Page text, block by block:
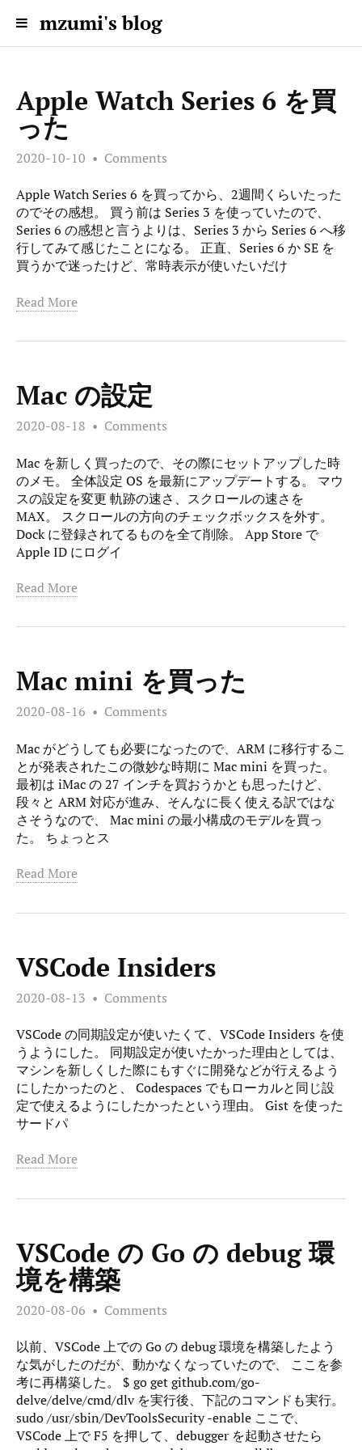
mzumi's blog
Apple Watch Series 6 を買
った
2020-10-10 Comments
Apple Watch Series 6 を買ってから、2週間くらいたった
のでその感想。 買う前は Series 3 を使っていたので、
Series 6 の感想と言うよりは、Series 3 から Series 6 へ移
行してみて感じたことになる。 正直、Series 6 か SE を
買うかで迷ったけど、常時表示が使いたいだけ
Read More
Mac の設定
2020-08-18 Comments
Mac を新しく買ったので、その際にセットアップした時
のメモ。 全体設定 OS を最新にアップデートする。 マウ
スの設定を変更 軌跡の速さ、スクロールの速さを
MAX。 スクロールの方向のチェックボックスを外す。
Dock に登録されてるものを全て削除。 App Store で
Apple ID にログイ
Read More
Mac mini を買った
2020-08-16 Comments
Mac がどうしても必要になったので、ARM に移行するこ
とが発表されたこの微妙な時期に Mac mini を買った。
最初は iMac の 27 インチを買おうかとも思ったけど、
段々と ARM 対応が進み、そんなに長く使える訳ではな
さそうなので、 Mac mini の最小構成のモデルを買っ
た。 ちょっとス
Read More
VSCode Insiders
2020-08-13 Comments
VSCode の同期設定が使いたくて、VSCode Insiders を使
うようにした。 同期設定が使いたかった理由としては、
マシンを新しくした際にもすぐに開発などが行えるよう
にしたかったのと、 Codespaces でもローカルと同じ設
定で使えるようにしたかったという理由。 Gist を使った
サードパ
Read More
VSCode の Go の debug 環
境を構築
2020-08-06 Comments
以前、VSCode 上での Go の debug 環境を構築したよう
な気がしたのだが、動かなくなっていたので、 ここを参
考に再構築した。 $ go get github.com/go-
delve/delve/cmd/dlv を実行後、下記のコマンドも実行。
sudo /usr/sbin/DevToolsSecurity -enable ここで、
VSCode 上で F5 を押して、debugger を起動させたら